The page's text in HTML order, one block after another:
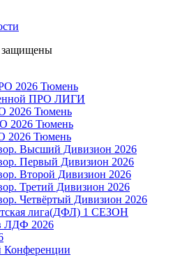
защищены
2026 Тюмень
ПРО ЛИГИ
2026 Тюмень
2026 Тюмень
2026 Тюмень
Высший Дивизион 2026
Первый Дивизион 2026
Второй Дивизион 2026
Третий Дивизион 2026
Четвёртый Дивизион 2026
лига(ДФЛ) 1 СЕЗОН
ЛДФ 2026
Конференции